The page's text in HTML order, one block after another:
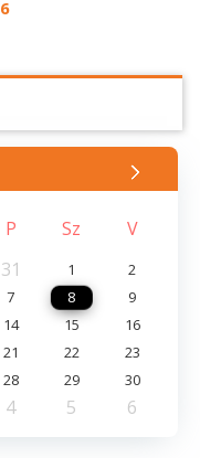
P Sz
V
31 1
2
7 8
9
14 15
16
21 22
23
28 29
30
4 5 6
6